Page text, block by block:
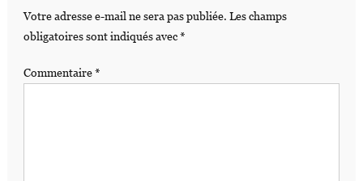
Votre adresse e-mail ne sera pas publiée. Les champs
obligatoires sont indiqués avec*
Commentaire*